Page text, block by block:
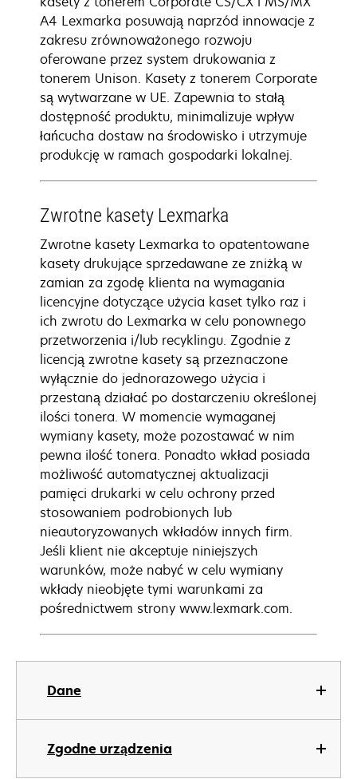
Dane
Zgodne urządzenia
A4 Lexmarka posuwają naprzód innowacje z
zakresu zrównoważonego rozwoju
oferowane przez system drukowania z
tonerem Unison. Kasety z tonerem Corporate
są wytwarzane w UE. Zapewnia to stałą
dostępność produktu, minimalizuje wpływ
łańcucha dostaw na środowisko i utrzymuje
produkcję w ramach gospodarki lokalnej.
Zwrotne kasety Lexmarka
Zwrotne kasety Lexmarka to opatentowane
kasety drukujące sprzedawane ze zniżką w
zamian za zgodę klienta na wymagania
licencyjne dotyczące użycia kaset tylko raz i
ich zwrotu do Lexmarka w celu ponownego
przetworzenia i/lub recyklingu. Zgodnie z
licencją zwrotne kasety są przeznaczone
wyłącznie do jednorazowego użycia i
przestaną działać po dostarczeniu określonej
ilości tonera. W momencie wymaganej
wymiany kasety, może pozostawać w nim
pewna ilość tonera. Ponadto wkład posiada
możliwość automatycznej aktualizacji
pamięci drukarki w celu ochrony przed
stosowaniem podrobionych lub
nieautoryzowanych wkładów innych firm.
Jeśli klient nie akceptuje niniejszych
warunków, może nabyć w celu wymiany
wkłady nieobjęte tymi warunkami za
pośrednictwem strony www.lexmark.com.